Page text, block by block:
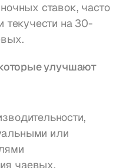
ставок, часто
текучести на 30-
улучшают
или
чаевых,